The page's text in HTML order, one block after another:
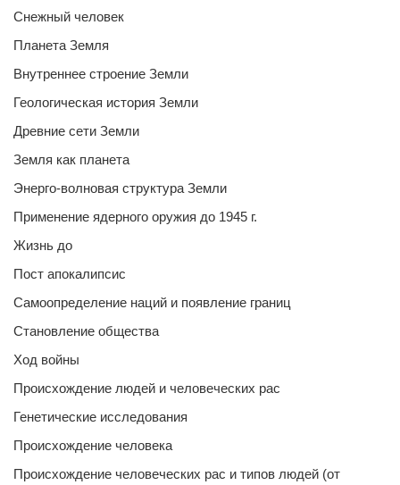
Снежный человек
Планета Земля
Внутреннее строение Земли
Геологическая история Земли
Древние сети Земли
Земля как планета
Энерго-волновая структура Земли
Применение ядерного оружия до 1945 г.
Жизнь до
Пост апокалипсис
Самоопределение наций и появление границ
Становление общества
Ход войны
Происхождение людей и человеческих рас
Генетические исследования
Происхождение человека
Происхождение человеческих рас и типов людей (от